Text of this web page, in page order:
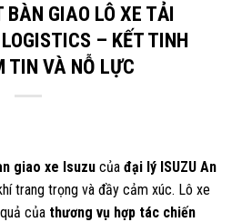
BÀN GIAO LÔ XE TẢI
– KẾT TINH
TIN VÀ NỖ LỰC
giao xe Isuzu của đại lý ISUZU An
trang trọng và đầy cảm xúc. Lô xe
của thương vụ hợp tác chiến